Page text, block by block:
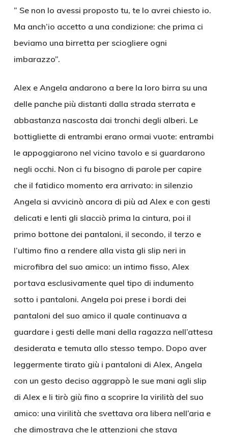
” Se non lo avessi proposto tu, te lo avrei chiesto io.
Ma anch’io accetto a una condizione: che prima ci
beviamo una birretta per sciogliere ogni
imbarazzo”.
Alex e Angela andarono a bere la loro birra su una
delle panche più distanti dalla strada sterrata e
abbastanza nascosta dai tronchi degli alberi. Le
bottigliette di entrambi erano ormai vuote: entrambi
le appoggiarono nel vicino tavolo e si guardarono
negli occhi. Non ci fu bisogno di parole per capire
che il fatidico momento era arrivato: in silenzio
Angela si avvicinò ancora di più ad Alex e con gesti
delicati e lenti gli slacciò prima la cintura, poi il
primo bottone dei pantaloni, il secondo, il terzo e
l’ultimo fino a rendere alla vista gli slip neri in
microfibra del suo amico: un intimo fisso, Alex
portava esclusivamente quel tipo di indumento
sotto i pantaloni. Angela poi prese i bordi dei
pantaloni del suo amico il quale continuava a
guardare i gesti delle mani della ragazza nell’attesa
desiderata e temuta allo stesso tempo. Dopo aver
leggermente tirato giù i pantaloni di Alex, Angela
con un gesto deciso aggrappò le sue mani agli slip
di Alex e li tirò giù fino a scoprire la virilità del suo
amico: una virilità che svettava ora libera nell’aria e
che dimostrava che le attenzioni che stava